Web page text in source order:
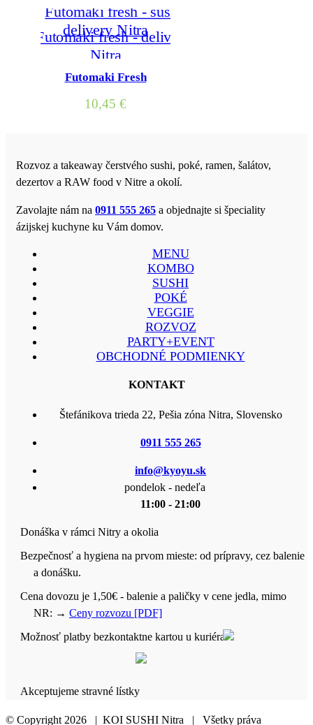
Futomaki Fresh
10,45 €
Rozvoz a takeaway čerstvého sushi, poké, ramen, šalátov,
dezertov a RAW food v Nitre a okolí.
Zavolajte nám na 0911 555 265 a objednajte si špeciality
ázijskej kuchyne ku Vám domov.
MENU
KOMBO
SUSHI
POKÉ
VEGGIE
ROZVOZ
PARTY+EVENT
OBCHODNÉ PODMIENKY
KONTAKT
Štefánikova trieda 22, Pešia zóna Nitra, Slovensko
0911 555 265
info@kyoyu.sk
pondelok - nedeľa
11:00 - 21:00
Donáška v rámci Nitry a okolia
Bezpečnosť a hygiena na prvom mieste: od prípravy, cez balenie
a donášku.
Cena dovozu je 1,50€ - balenie a paličky v cene jedla, mimo
NR: → Ceny rozvozu [PDF]
Možnosť platby bezkontaktne kartou u kuriéra
Akceptujeme stravné lístky
© Copyright 2026 | KOI SUSHI Nitra | Všetky práva